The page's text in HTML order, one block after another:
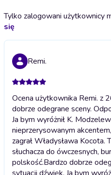
Tylko zalogowani użytkownicy
się
Remi.
Ocena użytkownika Remi. z
dobrze odegrane sceny.
Ja bym wyróżnił K.
nieprzerysowanym
zagrał Władysława Kocota.
słuchacza do ówczesnych,
polskość.Bardzo dobrze